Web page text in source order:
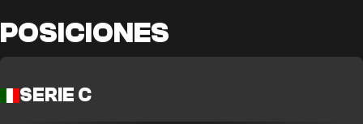
POSICIONES
SERIE C